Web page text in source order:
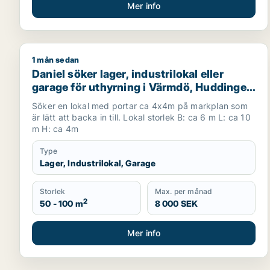
Mer info
Daniel söker lager, industrilokal eller garage för
1 mån sedan
Daniel söker lager, industrilokal eller
garage för uthyrning i Värmdö, Huddinge
eller Botkyrka m.fl.
Söker en lokal med portar ca 4x4m på markplan som
är lätt att backa in till. Lokal storlek B: ca 6 m L: ca 10
m H: ca 4m
Type
Lager, Industrilokal, Garage
Storlek
50 - 100 m2
Max. per månad
8 000 SEK
Mer info